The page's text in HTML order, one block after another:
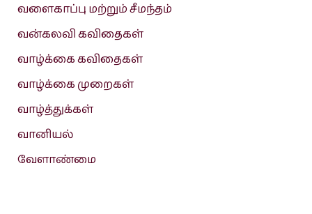
வளைகாப்பு மற்றும் சீமந்தம்
வன்கலவி கவிதைகள்
வாழ்க்கை கவிதைகள்
வாழ்க்கை முறைகள்
வாழ்த்துக்கள்
வானியல்
வேளாண்மை